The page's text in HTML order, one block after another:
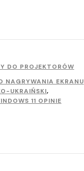
DO PROJEKTORÓW
NAGRYWANIA EKRANU
UKRAIŃSKI,
11 OPINIE